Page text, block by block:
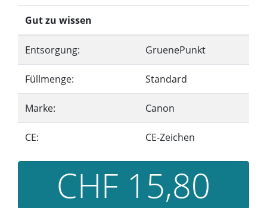
Gut zu wissen
Entsorgung: GruenePunkt
Füllmenge: Standard
Marke: Canon
CE: CE-Zeichen
CHF 15,80